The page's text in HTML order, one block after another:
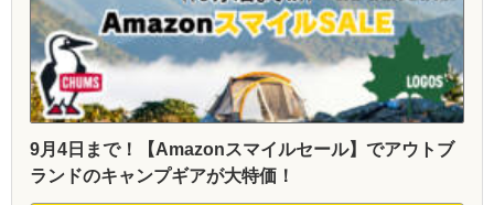
9月4日まで！【Amazonスマイルセール】でアウトブ
ランドのキャンプギアが大特価！